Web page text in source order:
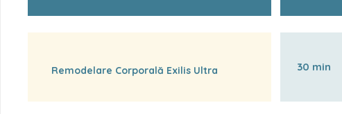
Remodelare Corporală Exilis Ultra 30 min